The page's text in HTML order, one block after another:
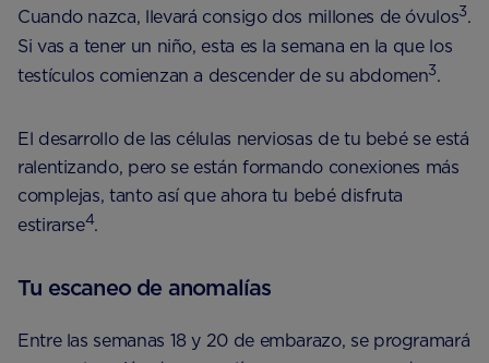
Cuando nazca, llevará consigo dos millones de óvulos3.
Si vas a tener un niño, esta es la semana en la que los
testículos comienzan a descender de su abdomen3.
El desarrollo de las células nerviosas de tu bebé se está
ralentizando, pero se están formando conexiones más
complejas, tanto así que ahora tu bebé disfruta
estirarse4.
Tu escaneo de anomalías
Entre las semanas 18 y 20 de embarazo, se programará